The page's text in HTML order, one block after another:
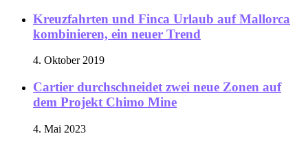
Kreuzfahrten und Finca Urlaub auf Mallorca
kombinieren, ein neuer Trend
4. Oktober 2019
Cartier durchschneidet zwei neue Zonen auf
dem Projekt Chimo Mine
4. Mai 2023